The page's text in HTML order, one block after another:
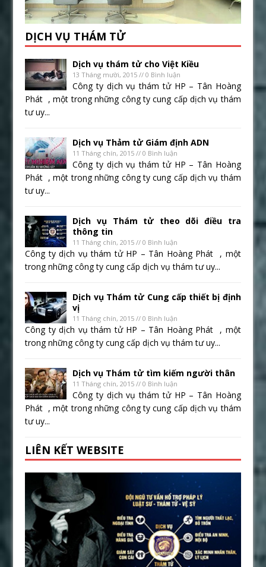
DỊCH VỤ THÁM TỬ
Dịch vụ thám tử cho Việt Kiều
13 Tháng mười, 2015 // 0 Bình luận
Công ty dịch vụ thám tử HP – Tân Hoàng
Phát , một trong những công ty cung cấp dịch vụ thám
tư uy...
Dịch vụ Thảm tử Giám định ADN
11 Tháng chín, 2015 // 0 Bình luận
Công ty dịch vụ thám tử HP – Tân Hoàng
Phát , một trong những công ty cung cấp dịch vụ thám
tư uy...
Dịch vụ Thám tử theo dõi điều tra
thông tin
11 Tháng chín, 2015 // 0 Bình luận
Công ty dịch vụ thám tử HP – Tân Hoàng Phát , một
trong những công ty cung cấp dịch vụ thám tư uy...
Dịch vụ Thám tử Cung cấp thiết bị định
vị
11 Tháng chín, 2015 // 0 Bình luận
Công ty dịch vụ thám tử HP – Tân Hoàng Phát , một
trong những công ty cung cấp dịch vụ thám tư uy...
Dịch vụ Thám tử tìm kiếm người thân
11 Tháng chín, 2015 // 0 Bình luận
Công ty dịch vụ thám tử HP – Tân Hoàng
Phát , một trong những công ty cung cấp dịch vụ thám
tư uy...
LIÊN KẾT WEBSITE